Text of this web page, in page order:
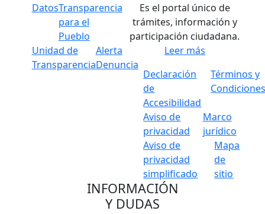
DatosTransparencia
para el
Pueblo
Unidad de
Transparencia
Alerta
Denuncia
Es el portal único de
trámites, información y
participación ciudadana.
Leer más
Declaración
de
Accesibilidad
Términos y
Aviso de
privacidad
Marco
jurídico
Aviso de
privacidad
simplificado
Mapa
de
sitio
INFORMACIÓN
Y DUDAS